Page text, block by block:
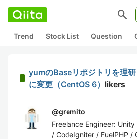
search
Trend Stock List Question
yumのBaseリポジトリを理研
に変更（CentOS 6） likers
@gremito
Freelance Engineer:
/ CodeIgniter / FuelPHP /